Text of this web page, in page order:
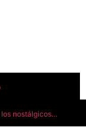
los nostálgicos…